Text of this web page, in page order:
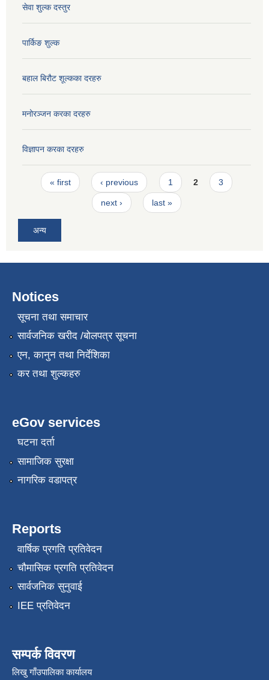
सेवा शुल्क दस्तुर
पार्किङ शुल्क
बहाल बिरौट शूल्कका दरहरु
मनोरञ्जन करका दरहरु
विज्ञापन करका दरहरु
Pages
« first ‹ previous 1 2 3
next › last »
अन्य
Notices
सूचना तथा समाचार
सार्वजनिक खरीद /बोलपत्र सूचना
एन, कानुन तथा निर्देशिका
कर तथा शुल्कहरु
eGov services
घटना दर्ता
सामाजिक सुरक्षा
नागरिक वडापत्र
Reports
वार्षिक प्रगति प्रतिवेदन
चौमासिक प्रगति प्रतिवेदन
सार्वजनिक सुनुवाई
IEE प्रतिवेदन
सम्पर्क विवरण
लिखु गाँउपालिका कार्यालय